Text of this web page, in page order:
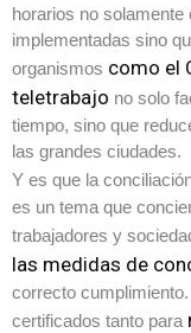
horarios no
implementadas sino
organismos como el
teletrabajo no solo
tiempo, sino que
las grandes ciudades.
Y es que la
es un tema que
trabajadores y
las medidas de
correcto
certificados tanto para